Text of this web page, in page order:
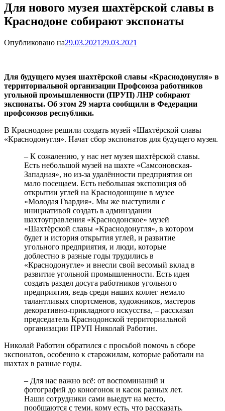
Для нового музея шахтёрской славы в
Краснодоне собирают экспонаты
Опубликовано на29.03.2021 29.03.2021
Для будущего музея шахтёрской славы «Краснодонугля» в
территориальной организации Профсоюза работников
угольной промышленности (ПРУП) ЛНР собирают
экспонаты. Об этом 29 марта сообщили в Федерации
профсоюзов республики.
В Краснодоне решили создать музей «Шахтёрской славы
«Краснодонугля». Начат сбор экспонатов для будущего музея.
– К сожалению, у нас нет музея шахтёрской славы.
Есть небольшой музей на шахте «Самсоновская-
Западная», но из-за удалённости предприятия он
мало посещаем. Есть небольшая экспозиция об
открытии углей на Краснодонщине в музее
«Молодая Гвардия». Мы же выступили с
инициативой создать в админздании
шахтоуправления «Краснодонское» музей
«Шахтёрской славы «Краснодонугля», в котором
будет и история открытия углей, и развитие
угольного предприятия, и люди, которые
доблестно в разные годы трудились в
«Краснодонугле» и внесли свой весомый вклад в
развитие угольной промышленности. Есть идея
создать раздел досуга работников угольного
предприятия, ведь среди наших коллег немало
талантливых спортсменов, художников, мастеров
декоративно-прикладного искусства, – рассказал
председатель Краснодонской территориальной
организации ПРУП Николай Работин.
Николай Работин обратился с просьбой помочь в сборе
экспонатов, особенно к старожилам, которые работали на
шахтах в разные годы.
– Для нас важно всё: от воспоминаний и
фотографий до коногонок и касок разных лет.
Наши сотрудники сами выедут на место,
пообщаются с теми, кому есть, что рассказать.